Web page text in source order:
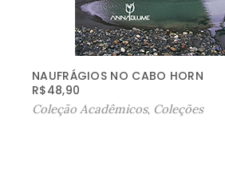
NAUFRÁGIOS NO CABO HORN
R$48,90
Coleção Acadêmicos, Coleções